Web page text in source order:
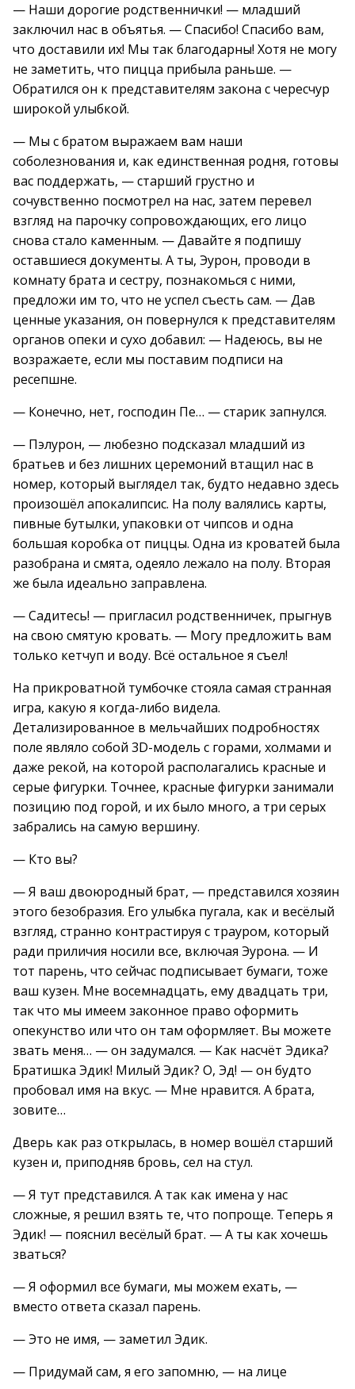
— Наши дорогие родственнички! — младший
заключил нас в объятья. — Спасибо! Спасибо вам,
что доставили их! Мы так благодарны! Хотя не могу
не заметить, что пицца прибыла раньше. —
Обратился он к представителям закона с чересчур
широкой улыбкой.
— Мы с братом выражаем вам наши
соболезнования и, как единственная родня, готовы
вас поддержать, — старший грустно и
сочувственно посмотрел на нас, затем перевел
взгляд на парочку сопровождающих, его лицо
снова стало каменным. — Давайте я подпишу
оставшиеся документы. А ты, Эурон, проводи в
комнату брата и сестру, познакомься с ними,
предложи им то, что не успел съесть сам. — Дав
ценные указания, он повернулся к представителям
органов опеки и сухо добавил: — Надеюсь, вы не
возражаете, если мы поставим подписи на
ресепшне.
— Конечно, нет, господин Пе… — старик запнулся.
— Пэлурон, — любезно подсказал младший из
братьев и без лишних церемоний втащил нас в
номер, который выглядел так, будто недавно здесь
произошёл апокалипсис. На полу валялись карты,
пивные бутылки, упаковки от чипсов и одна
большая коробка от пиццы. Одна из кроватей была
разобрана и смята, одеяло лежало на полу. Вторая
же была идеально заправлена.
— Садитесь! — пригласил родственничек, прыгнув
на свою смятую кровать. — Могу предложить вам
только кетчуп и воду. Всё остальное я съел!
На прикроватной тумбочке стояла самая странная
игра, какую я когда-либо видела.
Детализированное в мельчайших подробностях
поле являло собой 3D-модель с горами, холмами и
даже рекой, на которой располагались красные и
серые фигурки. Точнее, красные фигурки занимали
позицию под горой, и их было много, а три серых
забрались на самую вершину.
— Кто вы?
— Я ваш двоюродный брат, — представился хозяин
этого безобразия. Его улыбка пугала, как и весёлый
взгляд, странно контрастируя с трауром, который
ради приличия носили все, включая Эурона. — И
тот парень, что сейчас подписывает бумаги, тоже
ваш кузен. Мне восемнадцать, ему двадцать три,
так что мы имеем законное право оформить
опекунство или что он там оформляет. Вы можете
звать меня… — он задумался. — Как насчёт Эдика?
Братишка Эдик! Милый Эдик? О, Эд! — он будто
пробовал имя на вкус. — Мне нравится. А брата,
зовите…
Дверь как раз открылась, в номер вошёл старший
кузен и, приподняв бровь, сел на стул.
— Я тут представился. А так как имена у нас
сложные, я решил взять те, что попроще. Теперь я
Эдик! — пояснил весёлый брат. — А ты как хочешь
зваться?
— Я оформил все бумаги, мы можем ехать, —
вместо ответа сказал парень.
— Это не имя, — заметил Эдик.
— Придумай сам, я его запомню, — на лице